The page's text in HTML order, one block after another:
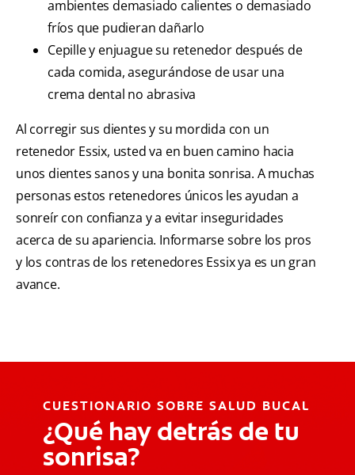
ambientes demasiado calientes o demasiado
fríos que pudieran dañarlo
Cepille y enjuague su retenedor después de
cada comida, asegurándose de usar una
crema dental no abrasiva
Al corregir sus dientes y su mordida con un
retenedor Essix, usted va en buen camino hacia
unos dientes sanos y una bonita sonrisa. A muchas
personas estos retenedores únicos les ayudan a
sonreír con confianza y a evitar inseguridades
acerca de su apariencia. Informarse sobre los pros
y los contras de los retenedores Essix ya es un gran
avance.
CUESTIONARIO SOBRE SALUD BUCAL
¿Qué hay detrás de tu
sonrisa?